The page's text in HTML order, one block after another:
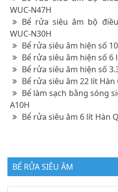
WUC-N47H
Bể rửa siêu âm bộ
WUC-N30H
Bể rửa siêu âm hiện số
Bể rửa siêu âm hiện số 6
Bể rửa siêu âm hiện số
Bể rửa siêu âm 22 lít Hàn
Bể làm sạch bằng sóng
A10H
Bể rửa siêu âm 6 lít Hàn
BỂ RỬA SIÊU ÂM